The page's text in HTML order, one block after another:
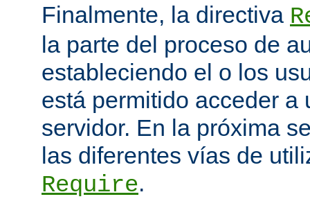
Finalmente, la directiva
la parte del proceso de
estableciendo el o los
está permitido acceder a
servidor. En la próxima
las diferentes vías de
Require.